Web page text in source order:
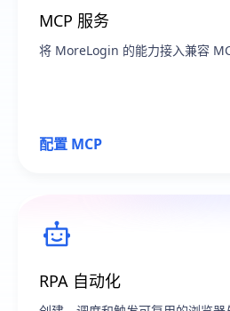
MCP 服务
将 MoreLogin 的能力接入兼容
配置 MCP
RPA 自动化